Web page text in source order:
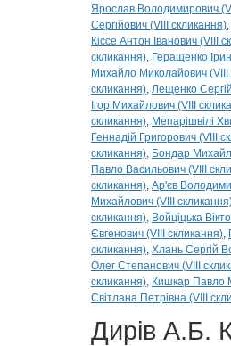
Ярослав Володимирович
Сергійович (VIII скликання)
Кіссе Антон Іванович (VIII
скликання) Геращенко
Михайло Миколайович (VIII
скликання) Лещенко
Ігор Михайлович (VIII
скликання) Мепарішвілі
Геннадій Григорович (VIII
скликання) Бондар
Павло Васильович (VIII
скликання) Ар'єв
Михайлович (VIII
скликання) Войціцька
Євгенович (VIII скликання)
скликання) Хлань Сергій
Олег Степанович (VIII
скликання) Кишкар Павло
Світлана Петрівна (VIII
Дирів А.Б.